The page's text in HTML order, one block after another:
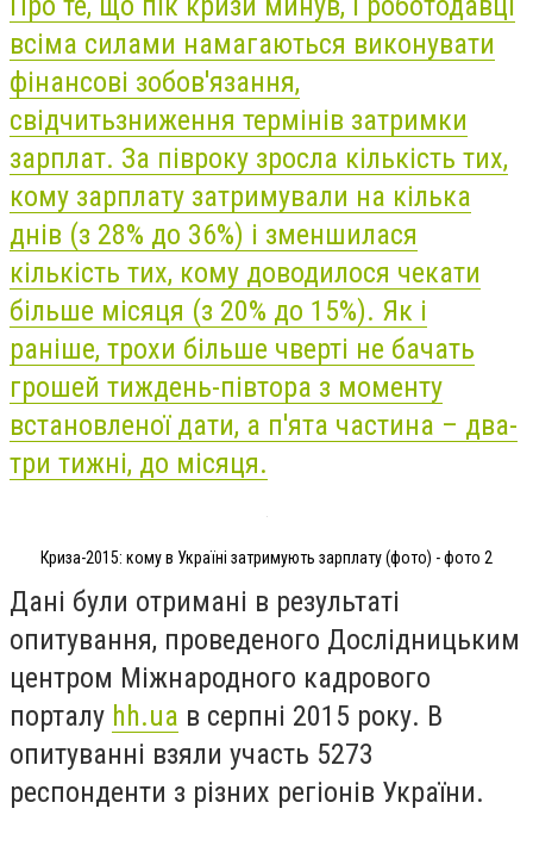
всіма силами намагаються виконувати
фінансові зобов'язання,
свідчитьзниження термінів затримки
зарплат. За півроку зросла кількість тих,
кому зарплату затримували на кілька
днів (з 28% до 36%) і зменшилася
кількість тих, кому доводилося чекати
більше місяця (з 20% до 15%). Як і
раніше, трохи більше чверті не бачать
грошей тиждень-півтора з моменту
встановленої дати, а п'ята частина – два-
три тижні, до місяця.
Криза-2015: кому в Україні затримують зарплату (фото) - фото 2
Дані були отримані в результаті
опитування, проведеного Дослідницьким
центром Міжнародного кадрового
порталу hh.ua в серпні 2015 року. В
опитуванні взяли участь 5273
респонденти з різних регіонів України.